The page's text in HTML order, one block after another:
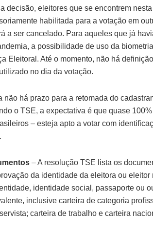
decisão, eleitores que se encontrem
habilitada para a votação em
a ser cancelado. Para aqueles que já
a possibilidade de uso da
Eleitoral. Até o momento, não há
no dia da votação.
não há prazo para a retomada do
o TSE, a expectativa é que quase
– esteja apto a votar com
– A resolução TSE lista os
da identidade da eleitora ou
identidade social, passaporte ou
inclusive carteira de categoria
carteira de trabalho e carteira